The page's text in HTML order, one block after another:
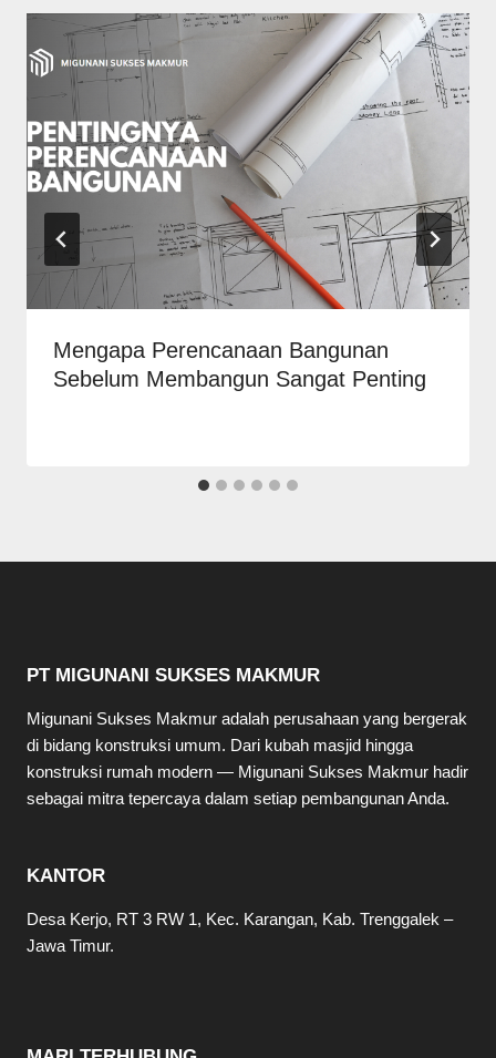
Mengapa Perencanaan Bangunan
Sebelum Membangun Sangat Penting
PT MIGUNANI SUKSES MAKMUR
Migunani Sukses Makmur adalah perusahaan yang bergerak
di bidang konstruksi umum. Dari kubah masjid hingga
konstruksi rumah modern — Migunani Sukses Makmur hadir
sebagai mitra tepercaya dalam setiap pembangunan Anda.
KANTOR
Desa Kerjo, RT 3 RW 1, Kec. Karangan, Kab. Trenggalek –
Jawa Timur.